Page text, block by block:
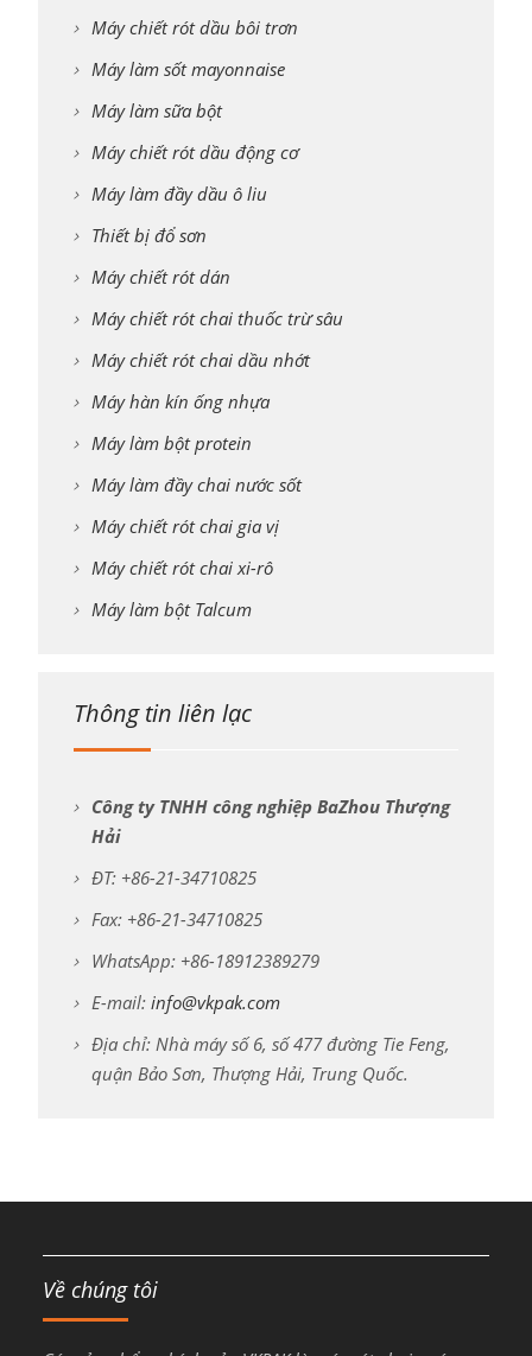
Máy chiết rót dầu bôi trơn
Máy làm sốt mayonnaise
Máy làm sữa bột
Máy chiết rót dầu động cơ
Máy làm đầy dầu ô liu
Thiết bị đổ sơn
Máy chiết rót dán
Máy chiết rót chai thuốc trừ sâu
Máy chiết rót chai dầu nhớt
Máy hàn kín ống nhựa
Máy làm bột protein
Máy làm đầy chai nước sốt
Máy chiết rót chai gia vị
Máy chiết rót chai xi-rô
Máy làm bột Talcum
Thông tin liên lạc
Công ty TNHH công nghiệp BaZhou Thượng
Hải
ĐT: +86-21-34710825
Fax: +86-21-34710825
WhatsApp: +86-18912389279
E-mail: info@vkpak.com
Địa chỉ: Nhà máy số 6, số 477 đường Tie Feng,
quận Bảo Sơn, Thượng Hải, Trung Quốc.
Về chúng tôi